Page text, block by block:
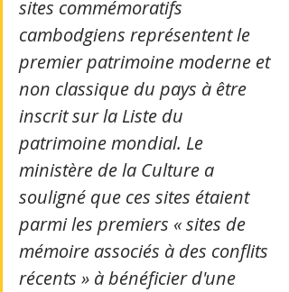
sites commémoratifs
cambodgiens représentent le
premier patrimoine moderne et
non classique du pays à être
inscrit sur la Liste du
patrimoine mondial. Le
ministère de la Culture a
souligné que ces sites étaient
parmi les premiers « sites de
mémoire associés à des conflits
récents » à bénéficier d'une